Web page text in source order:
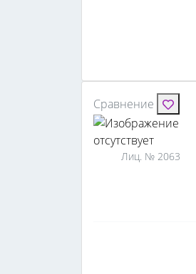
Сравнение
Лиц. № 2063